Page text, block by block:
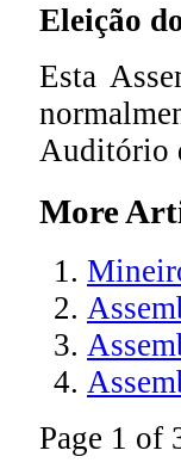
Eleição
Esta
Auditório
More
Page 1 of